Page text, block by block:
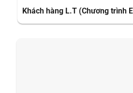
Khách hàng L.T (Chương trình